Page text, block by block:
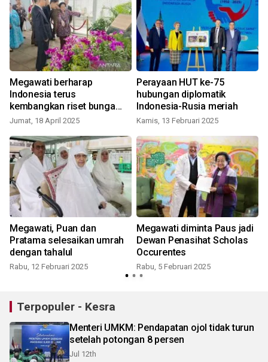
Megawati berharap
Indonesia terus
kembangkan riset bunga
Kimilsungia
Jumat, 18 April 2025
Perayaan HUT ke-75
hubungan diplomatik
Indonesia-Rusia meriah
Kamis, 13 Februari 2025
Megawati, Puan dan
Pratama selesaikan umrah
dengan tahalul
Rabu, 12 Februari 2025
Megawati diminta Paus jadi
Dewan Penasihat Scholas
Occurentes
Rabu, 5 Februari 2025
Terpopuler - Kesra
Menteri UMKM: Pendapatan ojol tidak turun
setelah potongan 8 persen
Jul 12th